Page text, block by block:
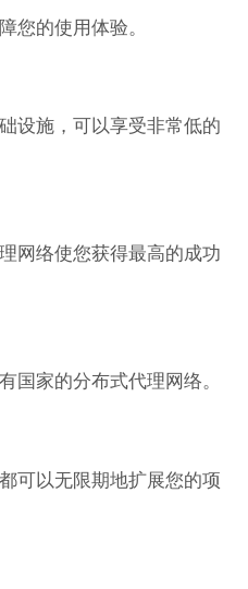
您的使用体验。
设施，可以享受非常低的
网络使您获得最高的成功
国家的分布式代理网络。
可以无限期地扩展您的项